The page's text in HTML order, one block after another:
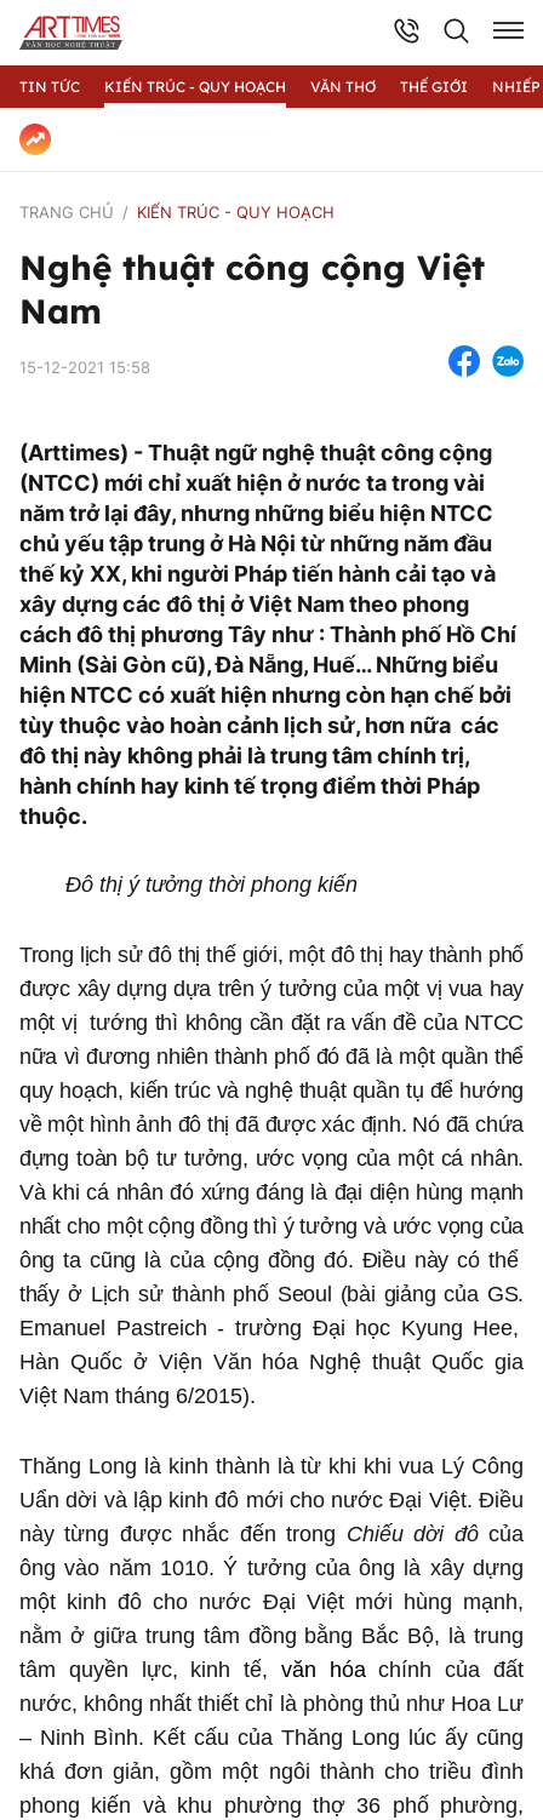
TIN TỨC KIẾN TRÚC - QUY HOẠCH VĂN THƠ THẾ GIỚI
TRANG CHỦ KIẾN TRÚC - QUY HOẠCH
Nghệ thuật công cộng Việt
Nam
15-12-2021 15:58
(Arttimes) - Thuật ngữ nghệ thuật công cộng
(NTCC) mới chỉ xuất hiện ở nước ta trong vài
năm trở lại đây, nhưng những biểu hiện NTCC
chủ yếu tập trung ở Hà Nội từ những năm đầu
thế kỷ XX, khi người Pháp tiến hành cải tạo và
xây dựng các đô thị ở Việt Nam theo phong
cách đô thị phương Tây như : Thành phố Hồ Chí
Minh (Sài Gòn cũ), Đà Nẵng, Huế… Những biểu
hiện NTCC có xuất hiện nhưng còn hạn chế bởi
tùy thuộc vào hoàn cảnh lịch sử, hơn nữa các
đô thị này không phải là trung tâm chính trị,
hành chính hay kinh tế trọng điểm thời Pháp
thuộc.
Đô thị ý tưởng thời phong kiến
Trong lịch sử đô thị thế giới, một đô thị hay thành phố
được xây dựng dựa trên ý tưởng của một vị vua hay
một vị tướng thì không cần đặt ra vấn đề của NTCC
nữa vì đương nhiên thành phố đó đã là một quần thể
quy hoạch, kiến trúc và nghệ thuật quần tụ để hướng
về một hình ảnh đô thị đã được xác định. Nó đã chứa
đựng toàn bộ tư tưởng, ước vọng của một cá nhân.
Và khi cá nhân đó xứng đáng là đại diện hùng mạnh
nhất cho một cộng đồng thì ý tưởng và ước vọng của
ông ta cũng là của cộng đồng đó. Điều này có thể
thấy ở Lịch sử thành phố Seoul (bài giảng của GS.
Emanuel Pastreich - trường Đại học Kyung Hee,
Hàn Quốc ở Viện Văn hóa Nghệ thuật Quốc gia
Việt Nam tháng 6/2015).
Thăng Long là kinh thành là từ khi khi vua Lý Công
Uẩn dời và lập kinh đô mới cho nước Đại Việt. Điều
này từng được nhắc đến trong Chiếu dời đôcủa
ông vào năm 1010. Ý tưởng của ông là xây dựng
một kinh đô cho nước Đại Việt mới hùng mạnh,
nằm ở giữa trung tâm đồng bằng Bắc Bộ, là trung
tâm quyền lực, kinh tế, văn hóachính của đất
nước, không nhất thiết chỉ là phòng thủ như Hoa Lư
– Ninh Bình. Kết cấu của Thăng Long lúc ấy cũng
khá đơn giản, gồm một ngôi thành cho triều đình
phong kiến và khu phường thợ 36 phố phường,